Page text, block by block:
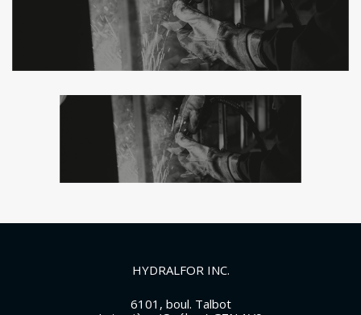
HYDRALFOR INC.
6101, boul. Talbot